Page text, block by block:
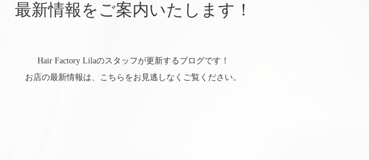
最新情報をご案内いたします！
Hair Factory Lilaのスタッフが更新するブログです！
お店の最新情報は、こちらをお見逃しなくご覧ください。